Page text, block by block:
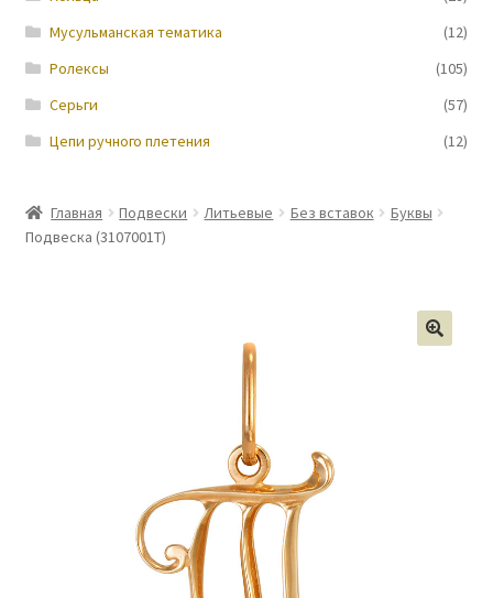
Мусульманская тематика
(12)
Ролексы
(105)
Серьги
(57)
Цепи ручного плетения
(12)
Главная Подвески Литьевые Без вставок
Буквы
Подвеска (3107001Т)